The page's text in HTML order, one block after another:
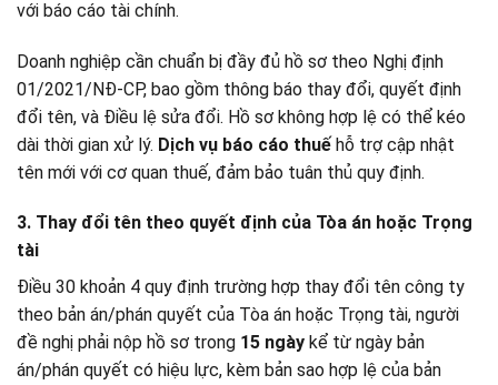
với báo cáo tài chính.
Doanh nghiệp cần chuẩn bị đầy đủ hồ sơ theo Nghị định
01/2021/NĐ-CP, bao gồm thông báo thay đổi, quyết định
đổi tên, và Điều lệ sửa đổi. Hồ sơ không hợp lệ có thể kéo
dài thời gian xử lý. Dịch vụ báo cáo thuế hỗ trợ cập nhật
tên mới với cơ quan thuế, đảm bảo tuân thủ quy định.
3. Thay đổi tên theo quyết định của Tòa án hoặc Trọng
tài
Điều 30 khoản 4 quy định trường hợp thay đổi tên công ty
theo bản án/phán quyết của Tòa án hoặc Trọng tài, người
đề nghị phải nộp hồ sơ trong 15 ngày kể từ ngày bản
án/phán quyết có hiệu lực, kèm bản sao hợp lệ của bản